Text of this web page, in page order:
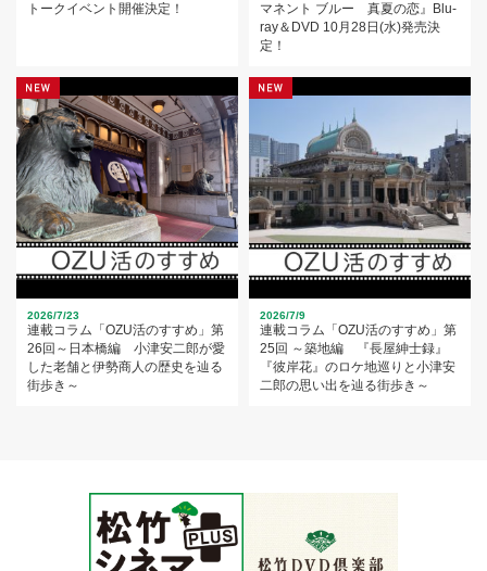
トークイベント開催決定！
マネント ブルー 真夏の恋』Blu-
ray＆DVD 10月28日(水)発売決
定！
2026/7/23
連載コラム「OZU活のすすめ」第
26回～日本橋編 小津安二郎が愛
した老舗と伊勢商人の歴史を辿る
街歩き～
2026/7/9
連載コラム「OZU活のすすめ」第
25回 ～築地編 『長屋紳士録』
『彼岸花』のロケ地巡りと小津安
二郎の思い出を辿る街歩き～